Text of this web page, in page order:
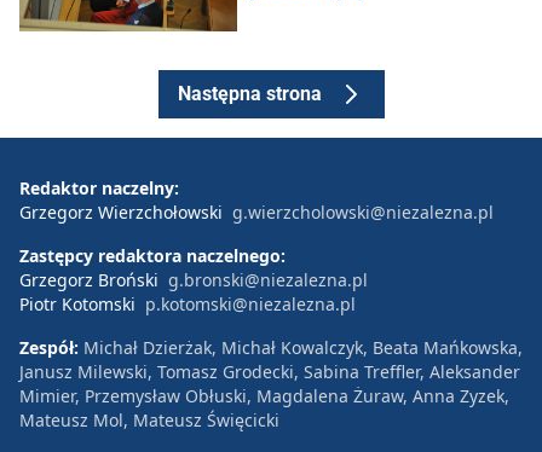
Następna strona
Redaktor naczelny:
Grzegorz Wierzchołowski g.wierzcholowski@niezalezna.pl
Zastępcy redaktora naczelnego:
Grzegorz Broński g.bronski@niezalezna.pl
Piotr Kotomski p.kotomski@niezalezna.pl
Zespół: Michał Dzierżak, Michał Kowalczyk, Beata Mańkowska,
Janusz Milewski, Tomasz Grodecki, Sabina Treffler, Aleksander
Mimier, Przemysław Obłuski, Magdalena Żuraw, Anna Zyzek,
Mateusz Mol, Mateusz Święcicki